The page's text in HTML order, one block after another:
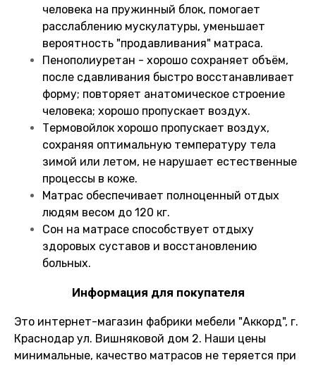
человека на пружинный блок, помогает
расслаблению мускулатуры, уменьшает
вероятность "продавливания" матраса.
Пенополиуретан - хорошо сохраняет объём,
после сдавливания быстро восстанавливает
форму; повторяет анатомическое строение
человека; хорошо пропускает воздух.
Термовойлок хорошо пропускает воздух,
сохраняя оптимальную температуру тела
зимой или летом, не нарушает естественные
процессы в коже.
Матрас обеспечивает полноценный отдых
людям весом до 120 кг.
Сон на матрасе способствует отдыху
здоровых суставов и восстановлению
больных.
Информация для покупателя
Это интернет-магазин фабрики мебели "Аккорд", г.
Краснодар ул. Вишняковой дом 2. Наши цены
минимальные, качество матрасов не теряется при